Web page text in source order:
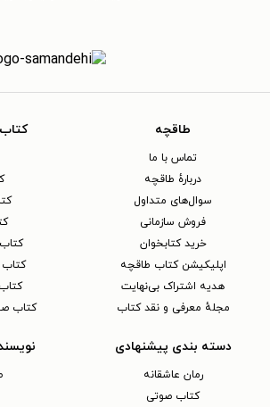
طاقچه
تماس با ما
دربارهٔ طاقچه
سوال‌های متداول
فروش سازمانی
خرید کتابخوان
اپلیکیشن کتاب طاقچه
هدیه اشتراک بی‌نهایت
مجلهٔ معرفی و نقد کتاب
کتاب
دسته بندی پیشنهادی
رمان عاشقانه
کتاب‌ صوتی